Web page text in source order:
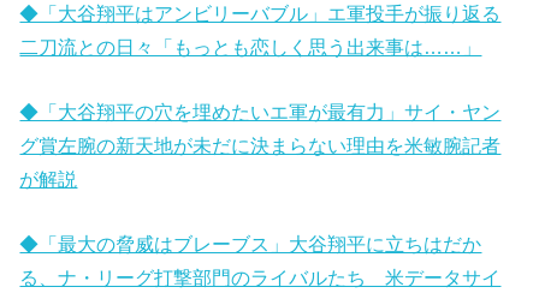
◆「大谷翔平はアンビリーバブル」エ軍投手が振り返る
二刀流との日々「もっとも恋しく思う出来事は……」
◆「大谷翔平の穴を埋めたいエ軍が最有力」サイ・ヤン
グ賞左腕の新天地が未だに決まらない理由を米敏腕記者
が解説
◆「最大の脅威はブレーブス」大谷翔平に立ちはだか
る、ナ・リーグ打撃部門のライバルたち 米データサイ